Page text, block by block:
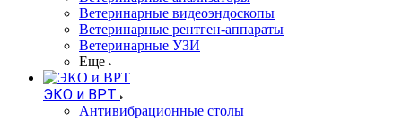
Ветеринарные видеоэндоскопы
Ветеринарные рентген-аппараты
Ветеринарные УЗИ
Еще
ЭКО и ВРТ
Антивибрационные столы